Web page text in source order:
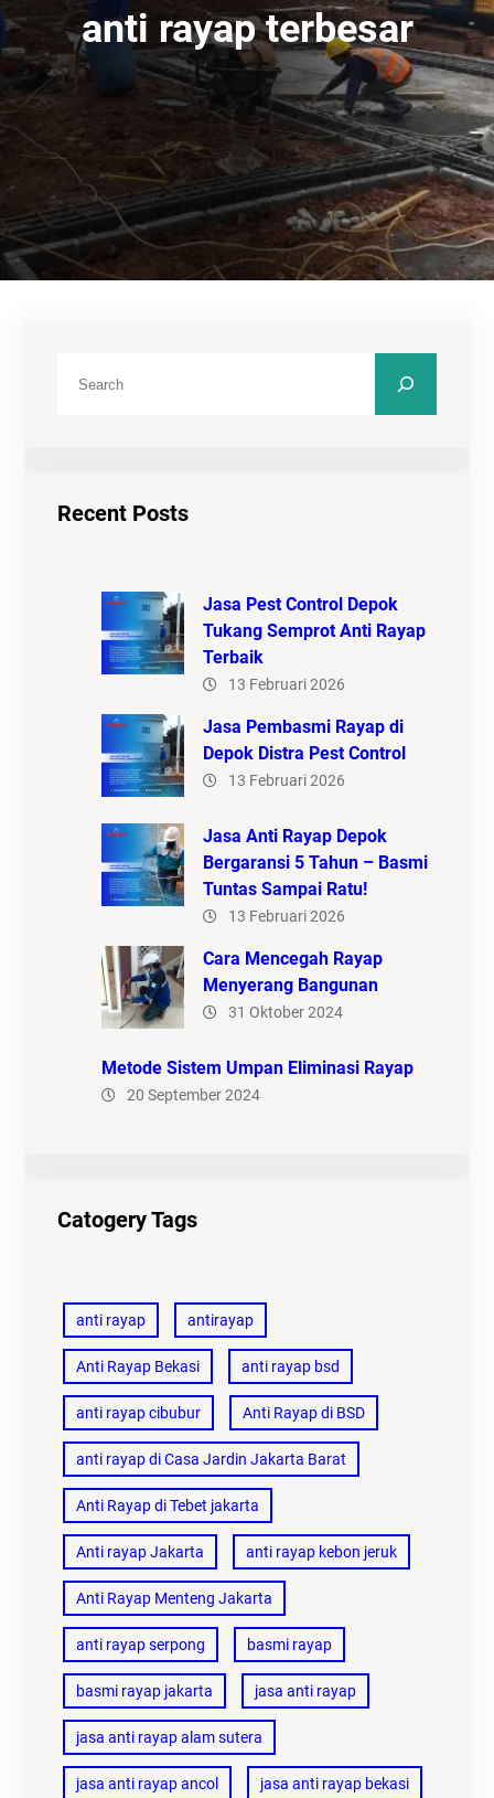
anti rayap terbesar
Recent Posts
Jasa Pest Control Depok
Tukang Semprot Anti Rayap
Terbaik
13 Februari 2026
Jasa Pembasmi Rayap di
Depok Distra Pest Control
13 Februari 2026
Jasa Anti Rayap Depok
Bergaransi 5 Tahun – Basmi
Tuntas Sampai Ratu!
13 Februari 2026
Cara Mencegah Rayap
Menyerang Bangunan
31 Oktober 2024
Metode Sistem Umpan Eliminasi Rayap
20 September 2024
Catogery Tags
anti rayap antirayap
Anti Rayap Bekasi anti rayap bsd
anti rayap cibubur Anti Rayap di BSD
anti rayap di Casa Jardin Jakarta Barat
Anti Rayap di Tebet jakarta
Anti rayap Jakarta anti rayap kebon jeruk
Anti Rayap Menteng Jakarta
anti rayap serpong basmi rayap
basmi rayap jakarta jasa anti rayap
jasa anti rayap alam sutera
jasa anti rayap ancol jasa anti rayap bekasi